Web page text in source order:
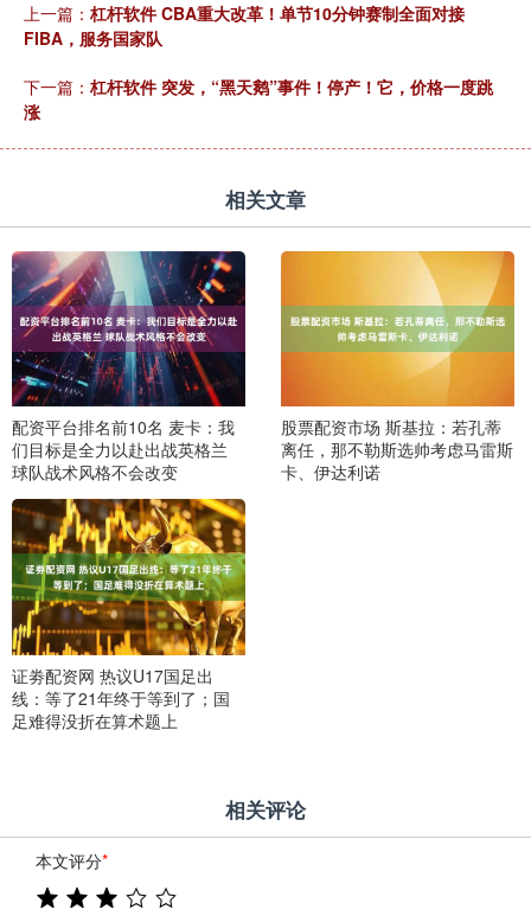
上一篇： 杠杆软件 CBA重大改革！单节10分钟赛制全面对接
FIBA，服务国家队
下一篇： 杠杆软件 突发，“黑天鹅”事件！停产！它，价格一度跳
涨
相关文章
配资平台排名前10名 麦卡：我
们目标是全力以赴出战英格兰
球队战术风格不会改变
股票配资市场 斯基拉：若孔蒂
离任，那不勒斯选帅考虑马雷斯
卡、伊达利诺
证劵配资网 热议U17国足出
线：等了21年终于等到了；国
足难得没折在算术题上
相关评论
本文评分*